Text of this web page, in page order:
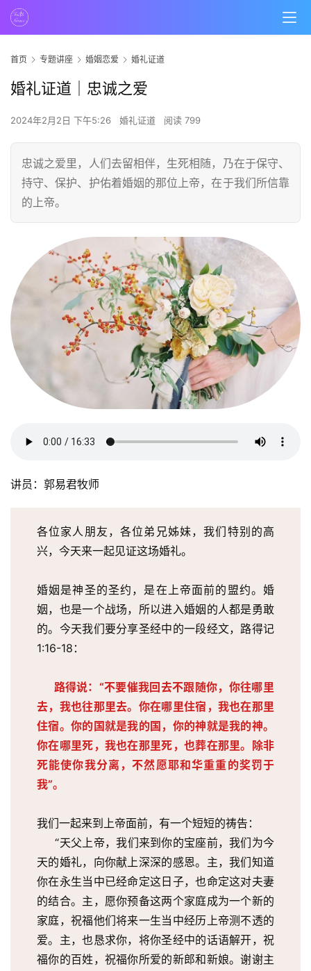
首页 专题讲座 婚姻恋爱 婚礼证道
婚礼证道｜忠诚之爱
2024年2月2日 下午5:26 婚礼证道 阅读 799
忠诚之爱里，人们去留相伴，生死相随，乃在于保守、
持守、保护、护佑着婚姻的那位上帝，在于我们所信靠
的上帝。
讲员：郭易君牧师
各位家人朋友，各位弟兄姊妹，我们特别的高
兴，今天来一起见证这场婚礼。
婚姻是神圣的圣约，是在上帝面前的盟约。婚
姻，也是一个战场，所以进入婚姻的人都是勇敢
的。今天我们要分享圣经中的一段经文，路得记
1:16-18：
路得说：“不要催我回去不跟随你，你往哪里
去，我也往那里去。你在哪里住宿，我也在那里
住宿。你的国就是我的国，你的神就是我的神。
你在哪里死，我也在那里死，也葬在那里。除非
死能使你我分离，不然愿耶和华重重的奖罚于
我”。
我们一起来到上帝面前，有一个短短的祷告：
     “天父上帝，我们来到你的宝座前，我们为今
天的婚礼，向你献上深深的感恩。主，我们知道
你在永生当中已经命定这日子，也命定这对夫妻
的结合。主，愿你预备这两个家庭成为一个新的
家庭，祝福他们将来一生当中经历上帝测不透的
爱。主，也恳求你，将你圣经中的话语解开，祝
福你的百姓，祝福你所爱的新郎和新娘。谢谢主